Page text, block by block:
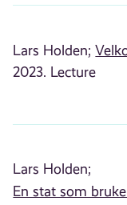
Lars Holden;
2023. Lecture
Lars Holden;
En stat som